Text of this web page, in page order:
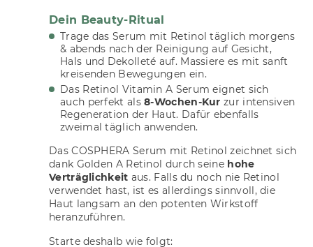
Dein Beauty-Ritual
Trage das Serum mit Retinol täglich morgens
& abends nach der Reinigung auf Gesicht,
Hals und Dekolleté auf. Massiere es mit sanft
kreisenden Bewegungen ein.
Das Retinol Vitamin A Serum eignet sich
auch perfekt als8-Wochen-Kur zur intensiven
Regeneration der Haut. Dafür ebenfalls
zweimal täglich anwenden.
Das COSPHERA Serum mit Retinol zeichnet sich
dank Golden A Retinol durch seinehohe
Verträglichkeit aus. Falls du noch nie Retinol
verwendet hast, ist es allerdings sinnvoll, die
Haut langsam an den potenten Wirkstoff
heranzuführen.
Starte deshalb wie folgt: